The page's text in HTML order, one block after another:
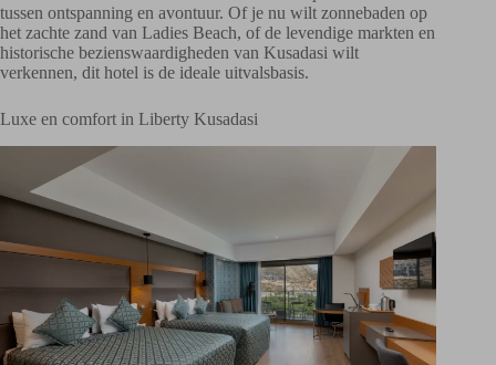
tussen ontspanning en avontuur. Of je nu wilt zonnebaden op
het zachte zand van Ladies Beach, of de levendige markten en
historische bezienswaardigheden van Kusadasi wilt
verkennen, dit hotel is de ideale uitvalsbasis.
Luxe en comfort in Liberty Kusadasi